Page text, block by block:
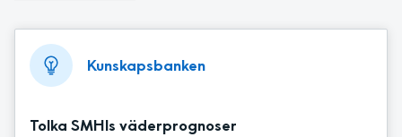
Kunskapsbanken
Tolka SMHIs väderprognoser